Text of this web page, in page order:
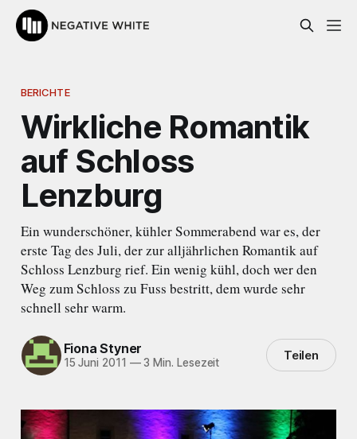
BERICHTE
Wirkliche Romantik
auf Schloss
Lenzburg
Ein wunderschöner, kühler Sommerabend war es, der
erste Tag des Juli, der zur alljährlichen Romantik auf
Schloss Lenzburg rief. Ein wenig kühl, doch wer den
Weg zum Schloss zu Fuss bestritt, dem wurde sehr
schnell sehr warm.
Fiona Styner
15 Juni 2011 —3 Min. Lesezeit Teilen